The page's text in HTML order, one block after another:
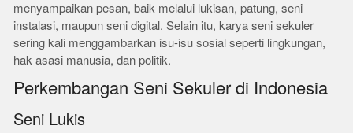
menyampaikan pesan, baik melalui lukisan, patung, seni
instalasi, maupun seni digital. Selain itu, karya seni sekuler
sering kali menggambarkan isu-isu sosial seperti lingkungan,
hak asasi manusia, dan politik.
Perkembangan Seni Sekuler di Indonesia
Seni Lukis